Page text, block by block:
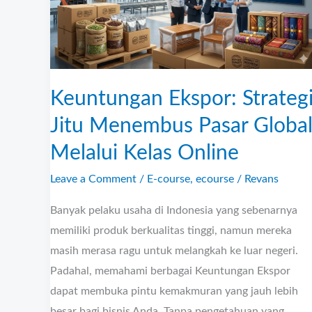
Keuntungan Ekspor:
Jitu Menembus Pasar Global
Melalui Kelas Online
Leave a Comment / E-course, ecourse / Revans
Banyak pelaku usaha di Indonesia yang sebenarnya
memiliki produk berkualitas tinggi, namun mereka
masih merasa ragu untuk melangkah ke luar negeri.
Padahal, memahami berbagai Keuntungan Ekspor
dapat membuka pintu kemakmuran yang jauh lebih
Menembus
Pasar
Global
Kelas
Online